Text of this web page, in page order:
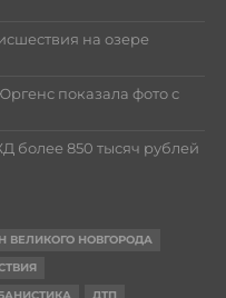
на озере
показала фото с
более 850 тысяч рублей
ВЕЛИКОГО НОВГОРОДА